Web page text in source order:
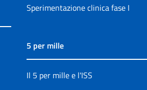
Sperimentazione clinica fase I
5 per mille
Il 5 per mille e l'ISS